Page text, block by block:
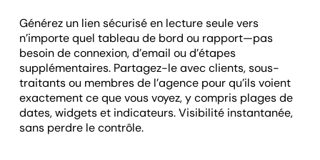
Générez un lien sécurisé en lecture seule vers
n’importe quel tableau de bord ou rapport—pas
besoin de connexion, d’email ou d’étapes
supplémentaires. Partagez-le avec clients, sous-
traitants ou membres de l’agence pour qu’ils voient
exactement ce que vous voyez, y compris plages de
dates, widgets et indicateurs. Visibilité instantanée,
sans perdre le contrôle.